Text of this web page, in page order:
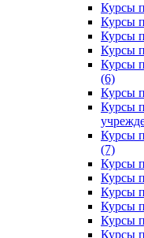
Курсы
Курсы
Курсы
Курсы
Курсы
(6)
Курсы
Курсы
Курсы
(7)
Курсы
Курсы
Курсы
Курсы
Курсы
Курсы